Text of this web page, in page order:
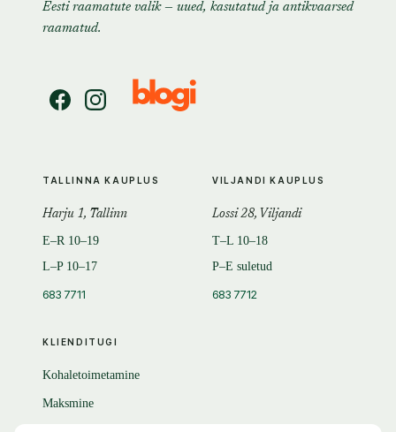
Eesti raamatute valik — uued, kasutatud ja antikvaarsed
raamatud.
KLIENDITUGI
Kohaletoimetamine
Maksmine
TALLINNA KAUPLUS
Harju 1, Tallinn
E–R 10–19
L–P 10–17
683 7711
VILJANDI KAUPLUS
Lossi 28, Viljandi
T–L 10–18
P–E suletud
683 7712